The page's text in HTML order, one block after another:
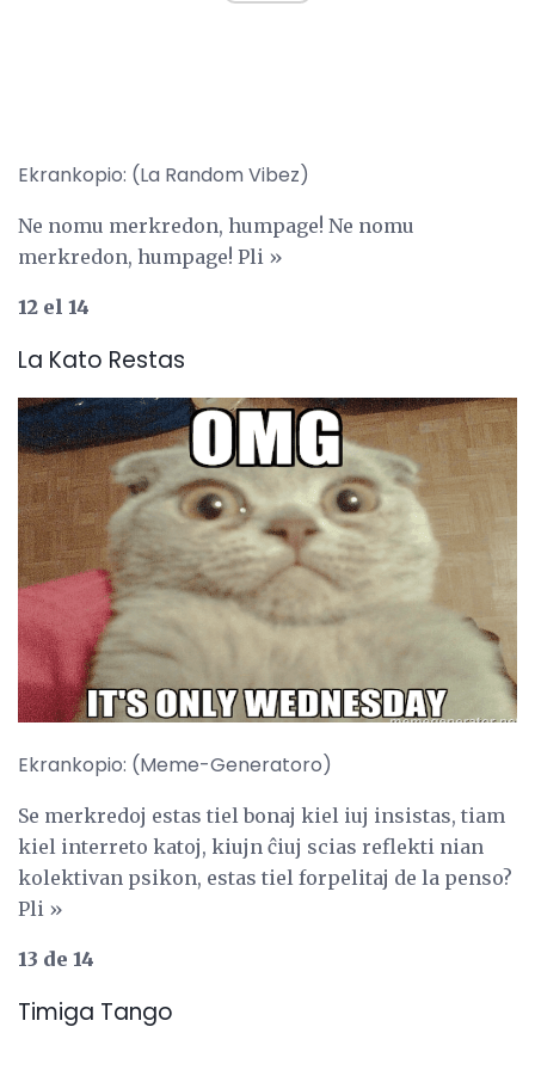
Ekrankopio: (La Random Vibez)
Ne nomu merkredon, humpage! Ne nomu
merkredon, humpage! Pli »
12 el 14
La Kato Restas
Ekrankopio: (Meme-Generatoro)
Se merkredoj estas tiel bonaj kiel iuj insistas, tiam
kiel interreto katoj, kiujn ĉiuj scias reflekti nian
kolektivan psikon, estas tiel forpelitaj de la penso?
Pli »
13 de 14
Timiga Tango